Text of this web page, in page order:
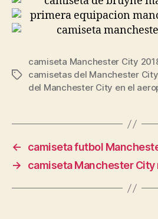
Etiquetas
camiseta Manchester City
camisetas del Manchester
del Manchester City en el
←
camiseta futbol
→
camiseta Manchester